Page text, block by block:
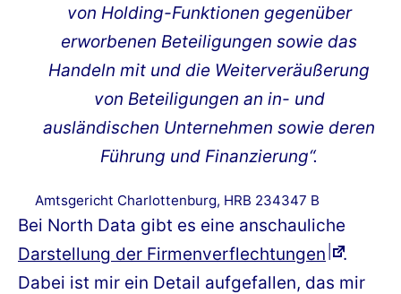
von Holding-Funktionen gegenüber
erworbenen Beteiligungen sowie das
Handeln mit und die Weiterveräußerung
von Beteiligungen an in- und
ausländischen Unternehmen sowie deren
Führung und Finanzierung“.
Amtsgericht Charlottenburg, HRB 234347 B
Bei North Data gibt es eine anschauliche
Darstellung der Firmenverflechtungen
.
Dabei ist mir ein Detail aufgefallen, das mir